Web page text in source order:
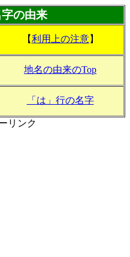
字の由来
【利用上の注意】
地名の由来のTop
「は」行の名字
リンク